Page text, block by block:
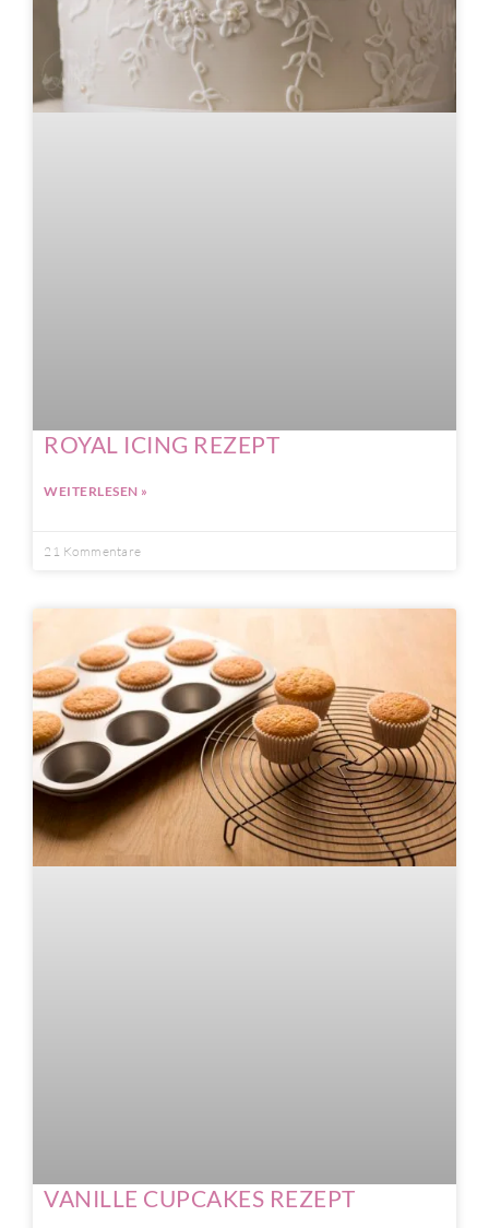
ROYAL ICING REZEPT
WEITERLESEN »
21 Kommentare
VANILLE CUPCAKES REZEPT